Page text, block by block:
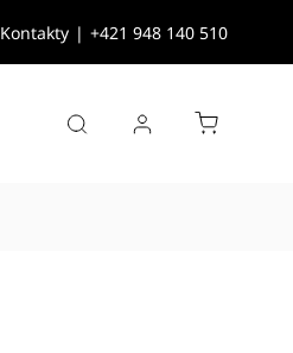
Kontakty | +421 948 140 510